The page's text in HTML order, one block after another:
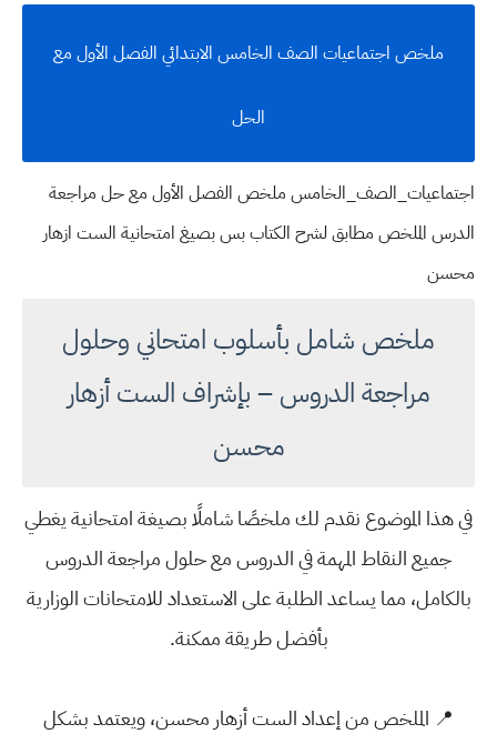
ملخص اجتماعيات الصف الخامس الابتدائي الفصل الأول مع
الحل
اجتماعيات_الصف_الخامس ملخص الفصل الأول مع حل مراجعة
الدرس الملخص مطابق لشرح الكتاب بس بصيغ امتحانية الست ازهار
محسن
ملخص شامل بأسلوب امتحاني وحلول
مراجعة الدروس – بإشراف الست أزهار
محسن
في هذا الموضوع نقدم لك ملخصًا شاملًا بصيغة امتحانية يغطي
جميع النقاط المهمة في الدروس مع حلول مراجعة الدروس
بالكامل، مما يساعد الطلبة على الاستعداد للامتحانات الوزارية
بأفضل طريقة ممكنة.
📍 الملخص من إعداد الست أزهار محسن، ويعتمد بشكل